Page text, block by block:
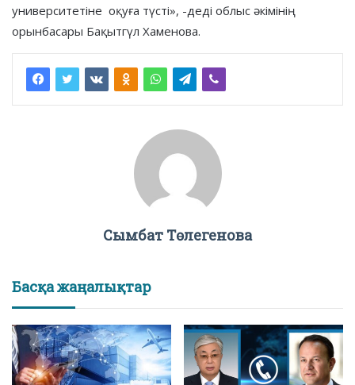
университетіне оқуға түсті», -деді облыс әкімінің
орынбасары Бақытгүл Хаменова.
Сымбат Төлегенова
Басқа жаңалықтар